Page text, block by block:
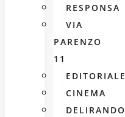
RESPONSA
VIA
PARENZO
11
EDITORIALE
CINEMA
DELIRANDO